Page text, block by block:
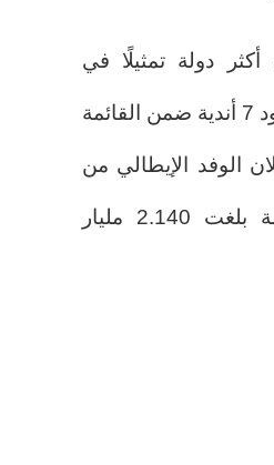
أكثر دولة تمثيلًا في
التصنيف، مع وجود 7 أندية ضمن القائمة
الوفد الإيطالي من
المركز 12 بقيمة بلغت 2.140 مليار